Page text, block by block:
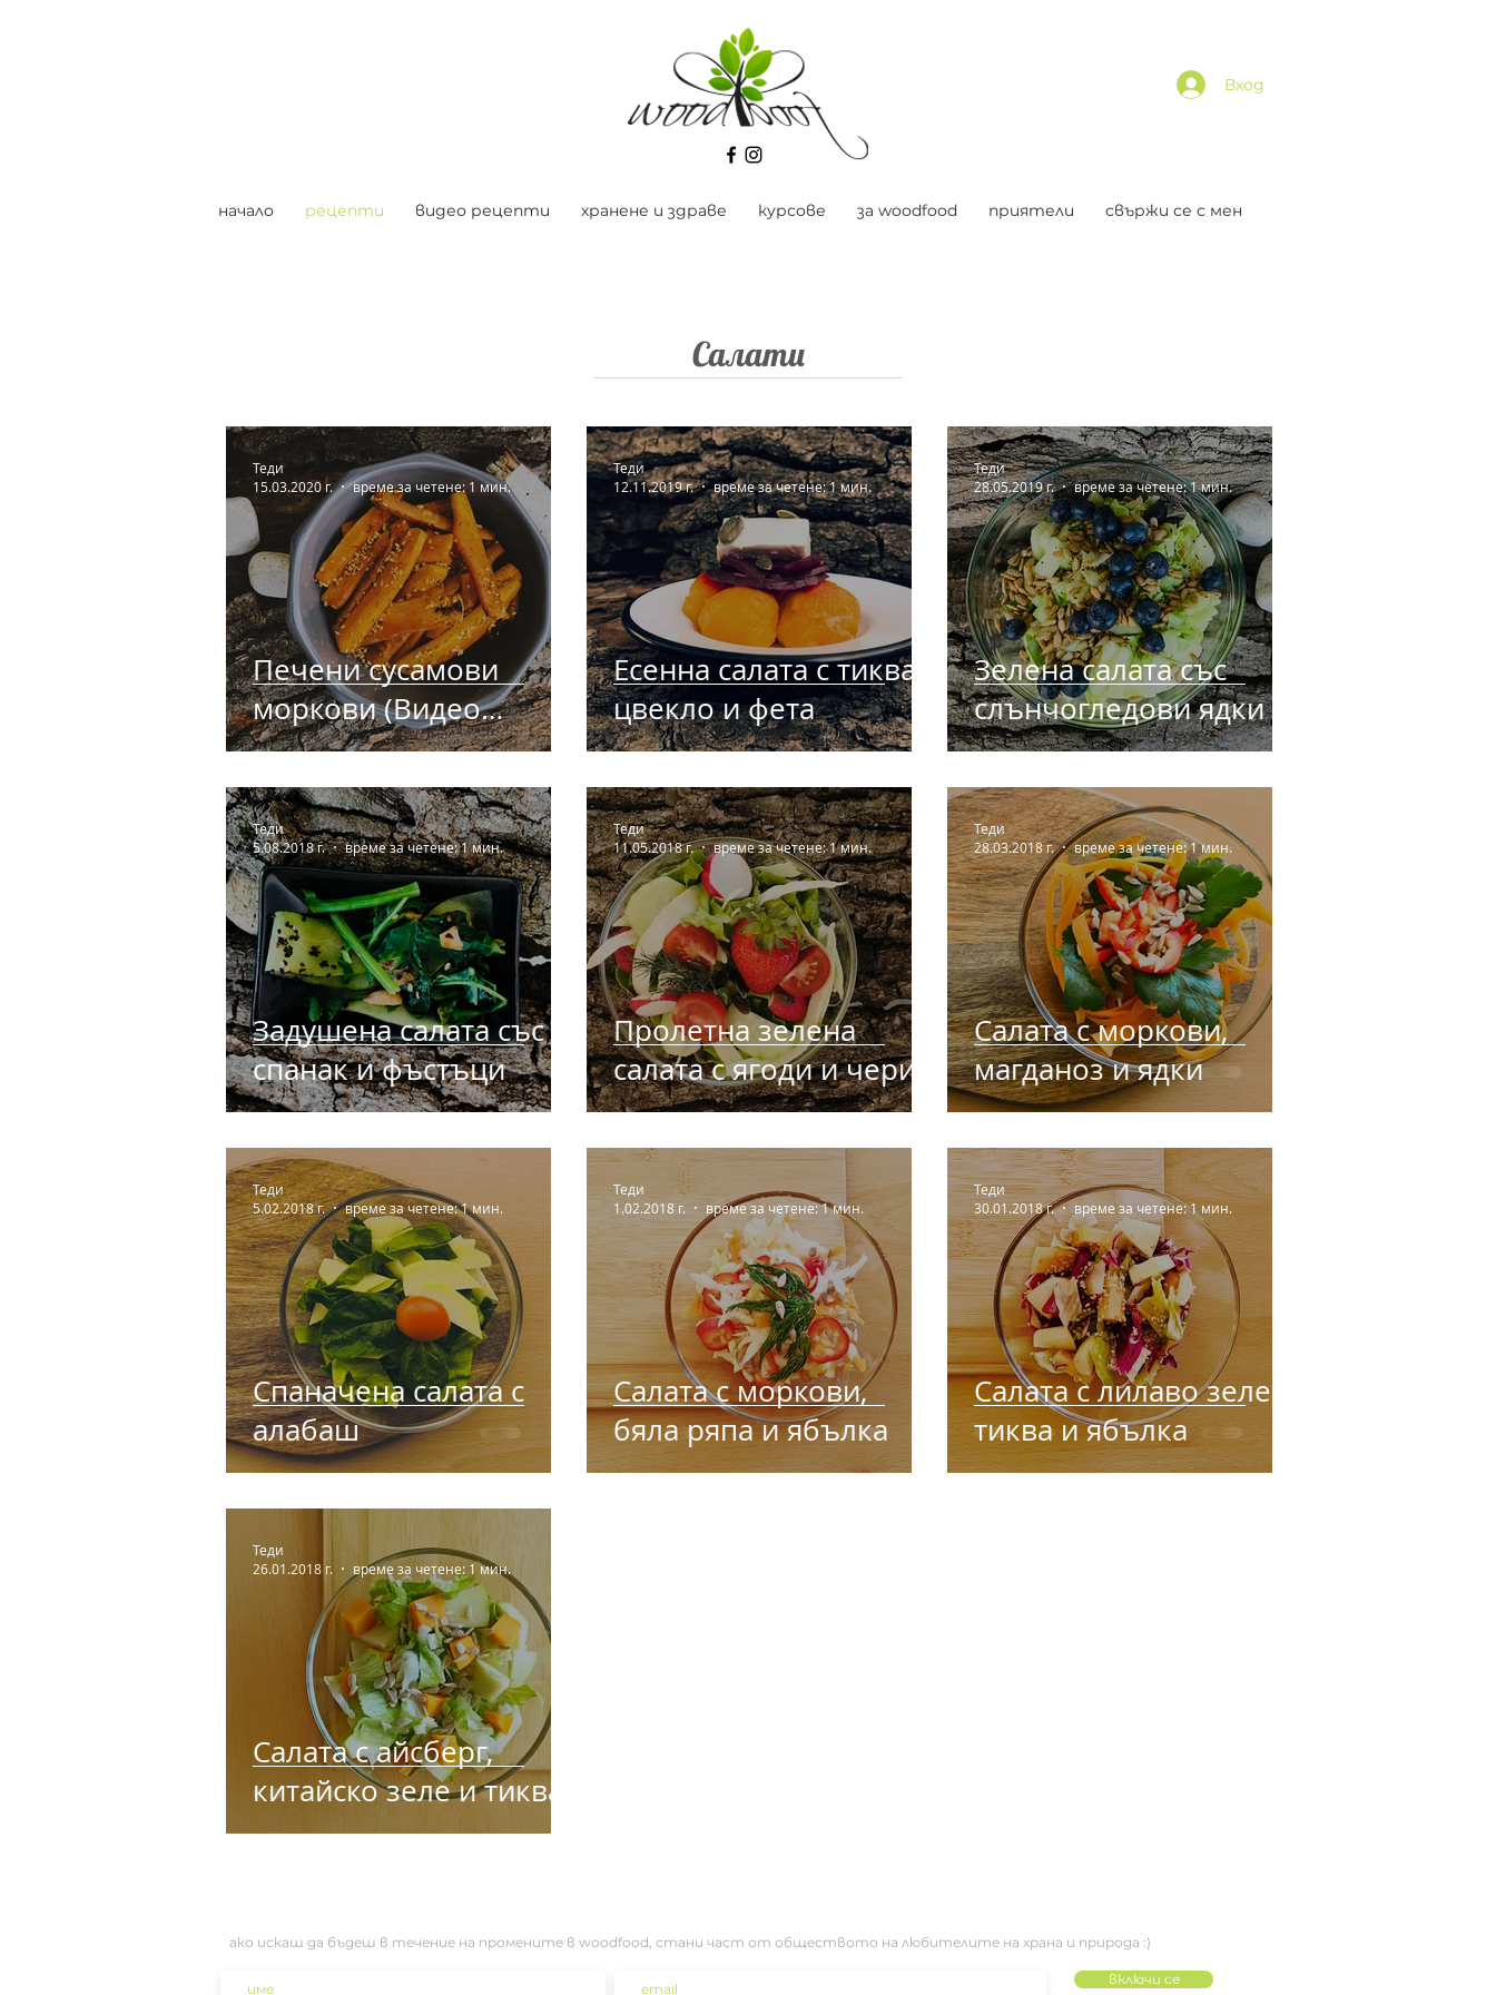
Вход
начало рецепти видео рецепти хранене и здраве курсове за woodfood приятели свържи се с мен
Салати
Печени сусамови
моркови (Видео
Рецепта)
Теди
15.03.2020 г.
време за четене: 1 мин.
Есенна салата с тиква,
цвекло и фета
Теди
12.11.2019 г.
време за четене: 1 мин.
Зелена салата със
слънчогледови ядки и
боровинки
Теди
28.05.2019 г.
време за четене: 1 мин.
Задушена салата със
спанак и фъстъци
Теди
5.08.2018 г.
време за четене: 1 мин.
Пролетна зелена
салата с ягоди и чери
домати
Теди
11.05.2018 г.
време за четене: 1 мин.
Салата с моркови,
магданоз и ядки
Теди
28.03.2018 г.
време за четене: 1 мин.
Спаначена салата с
алабаш
Теди
5.02.2018 г.
време за четене: 1 мин.
Салата с моркови,
бяла ряпа и ябълка
Теди
1.02.2018 г.
време за четене: 1 мин.
Салата с лилаво зеле,
тиква и ябълка
Теди
30.01.2018 г.
време за четене: 1 мин.
Салата с айсберг,
китайско зеле и тиква
Теди
26.01.2018 г.
време за четене: 1 мин.
ако искаш да бъдеш в течение на промените в woodfood, стани част от обществото на любителите на храна и природа :)
включи се